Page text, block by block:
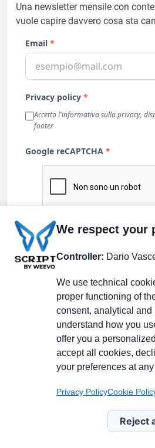
Una newsletter mensile con
vuole capire davvero cosa sta
Partecipa alla
Pagina Linkedin
Newsletter Linkedin
We respect your
Controller: Dario
We use technical
proper functioning of
consent, analytical
understand how you
offer you a
accept all cookies,
your preferences at
Privacy PolicyCookie
Reject